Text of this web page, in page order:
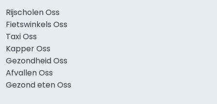
Rijscholen Oss
Fietswinkels Oss
Taxi Oss
Kapper Oss
Gezondheid Oss
Afvallen Oss
Gezond eten Oss